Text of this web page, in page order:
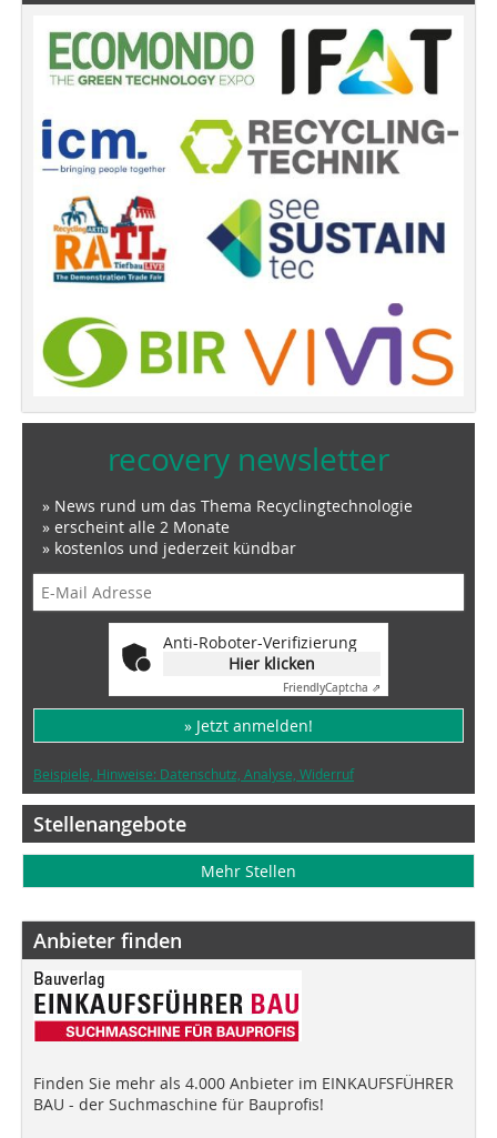
recovery newsletter
» News rund um das Thema Recyclingtechnologie
» erscheint alle 2 Monate
» kostenlos und jederzeit kündbar
Anti-Roboter-Verifizierung
Hier klicken
FriendlyCaptcha ⇗
» Jetzt anmelden!
Beispiele, Hinweise: Datenschutz, Analyse, Widerruf
Stellenangebote
Mehr Stellen
Anbieter finden
Finden Sie mehr als 4.000 Anbieter im EINKAUFSFÜHRER
BAU - der Suchmaschine für Bauprofis!